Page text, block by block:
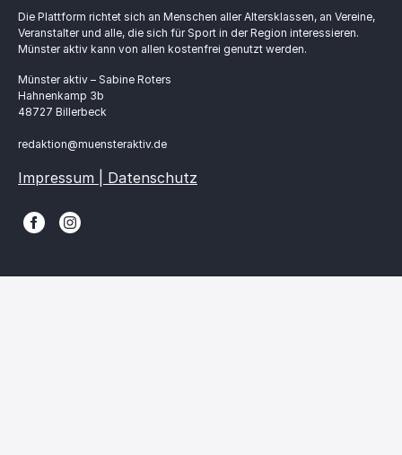
Die Plattform richtet sich an Menschen aller Altersklassen, an Vereine,
Veranstalter und alle, die sich für Sport in der Region interessieren.
Münster aktiv kann von allen kostenfrei genutzt werden.
Münster aktiv – Sabine Roters
Hahnenkamp 3b
48727 Billerbeck
redaktion@muensteraktiv.de
Impressum | Datenschutz